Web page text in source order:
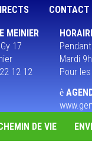
CONTACT
MEINIER
17
12 12
Mardi
Pour
è
DE VIE